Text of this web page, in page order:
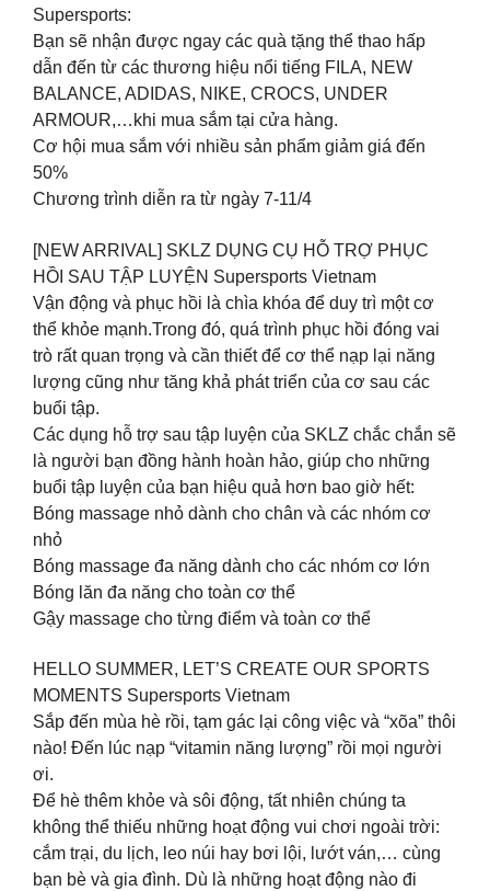
Supersports:
Bạn sẽ nhận được ngay các quà tặng thể thao hấp
dẫn đến từ các thương hiệu nổi tiếng FILA, NEW
BALANCE, ADIDAS, NIKE, CROCS, UNDER
ARMOUR,…khi mua sắm tại cửa hàng.
Cơ hội mua sắm với nhiều sản phẩm giảm giá đến
50%
Chương trình diễn ra từ ngày 7-11/4
[NEW ARRIVAL] SKLZ DỤNG CỤ HỖ TRỢ PHỤC
HỒI SAU TẬP LUYỆN Supersports Vietnam
Vận động và phục hồi là chìa khóa để duy trì một cơ
thể khỏe mạnh.Trong đó, quá trình phục hồi đóng vai
trò rất quan trọng và cần thiết để cơ thể nạp lại năng
lượng cũng như tăng khả phát triển của cơ sau các
buổi tập.
Các dụng hỗ trợ sau tập luyện của SKLZ chắc chắn sẽ
là người bạn đồng hành hoàn hảo, giúp cho những
buổi tập luyện của bạn hiệu quả hơn bao giờ hết:
Bóng massage nhỏ dành cho chân và các nhóm cơ
nhỏ
Bóng massage đa năng dành cho các nhóm cơ lớn
Bóng lăn đa năng cho toàn cơ thể
Gậy massage cho từng điểm và toàn cơ thể
HELLO SUMMER, LET’S CREATE OUR SPORTS
MOMENTS Supersports Vietnam
Sắp đến mùa hè rồi, tạm gác lại công việc và “xõa” thôi
nào! Đến lúc nạp “vitamin năng lượng” rồi mọi người
ơi.
Để hè thêm khỏe và sôi động, tất nhiên chúng ta
không thể thiếu những hoạt động vui chơi ngoài trời:
cắm trại, du lịch, leo núi hay bơi lội, lướt ván,… cùng
bạn bè và gia đình. Dù là những hoạt động nào đi